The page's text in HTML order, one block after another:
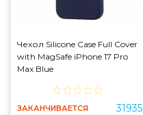
Чехол Silicone Case Full Cover
with MagSafe iPhone 17 Pro
Max Blue
ЗАКАНЧИВАЕТСЯ 31935